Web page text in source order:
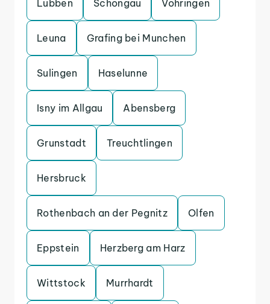
Lubben Schongau Vohringen
Leuna Grafing bei Munchen
Sulingen Haselunne
Isny im Allgau Abensberg
Grunstadt Treuchtlingen
Hersbruck
Rothenbach an der Pegnitz Olfen
Eppstein Herzberg am Harz
Wittstock Murrhardt